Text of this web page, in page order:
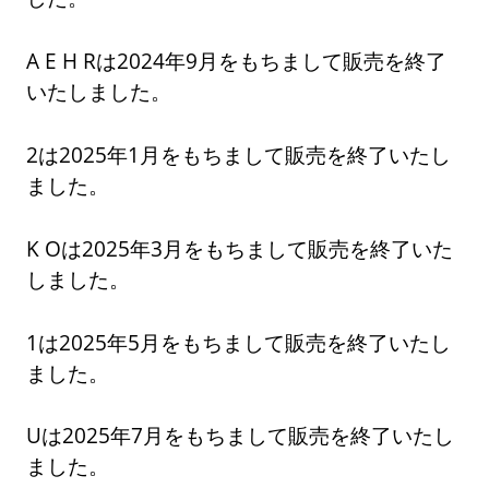
A E H Rは2024年9月をもちまして販売を終了
いたしました。
2は2025年1月をもちまして販売を終了いたし
ました。
K Oは2025年3月をもちまして販売を終了いた
しました。
1は2025年5月をもちまして販売を終了いたし
ました。
Uは2025年7月をもちまして販売を終了いたし
ました。